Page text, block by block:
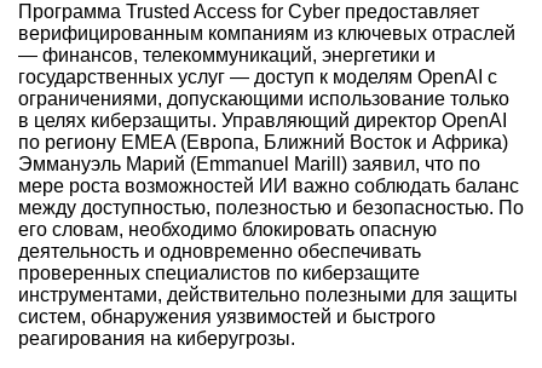
Программа Trusted Access for Cyber предоставляет
верифицированным компаниям из ключевых отраслей
— финансов, телекоммуникаций, энергетики и
государственных услуг — доступ к моделям OpenAI с
ограничениями, допускающими использование только
в целях киберзащиты. Управляющий директор OpenAI
по региону EMEA (Европа, Ближний Восток и Африка)
Эммануэль Марий (Emmanuel Marill) заявил, что по
мере роста возможностей ИИ важно соблюдать баланс
между доступностью, полезностью и безопасностью. По
его словам, необходимо блокировать опасную
деятельность и одновременно обеспечивать
проверенных специалистов по киберзащите
инструментами, действительно полезными для защиты
систем, обнаружения уязвимостей и быстрого
реагирования на киберугрозы.